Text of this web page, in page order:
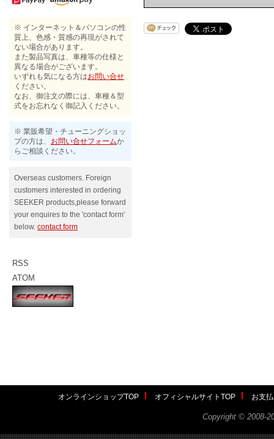
※ インターネット＆パソコンの性
質上、色感・質感の再現がされて
ない場合があります。
また製品写真は、車種等の仕様と
異なる場合がございます。
いずれも気になる方はお問い合せ
ください。
なお、御注文の際には、車種＆型
式をお忘れなく御記入ください。
※ 業販希望・チューニングショッ
プの方は、 お問い合せフォームか
らご相談ください。
Overseas customers. Foreign
customers interested in ordering
SEEKER products,please forward
your enquires to the 'contact form'
below. contact form
RSS
ATOM
オンラインショップTOP オフィシャルサイトTOP お支
Copyright © 2008-